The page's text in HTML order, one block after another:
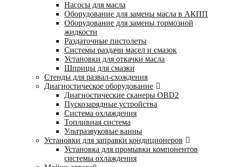
Насосы для масла
Оборудование для замены масла в АКПП
Оборудование для замены тормозной
жидкости
Раздаточные пистолеты
Системы раздачи масел и смазок
Установки для откачки масла
Шприцы для смазки
Стенды для развал-схождения
Диагностическое оборудование
Диагностические сканеры OBD2
Пускозарядные устройства
Система охлаждения
Топливная система
Ультразвуковые ванны
Установки для заправки кондиционеров
Установка для промывки компонентов
системы охлаждения